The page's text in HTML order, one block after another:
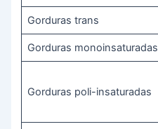
Gorduras trans
Gorduras monoinsaturadas
Gorduras poli-insaturadas